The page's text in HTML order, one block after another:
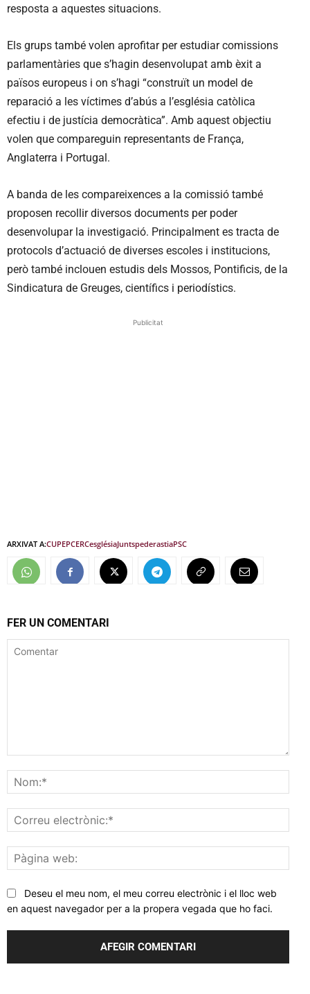
resposta a aquestes situacions.
Els grups també volen aprofitar per estudiar comissions
parlamentàries que s’hagin desenvolupat amb èxit a
països europeus i on s’hagi “construït un model de
reparació a les víctimes d’abús a l’església catòlica
efectiu i de justícia democràtica”. Amb aquest objectiu
volen que compareguin representants de França,
Anglaterra i Portugal.
A banda de les compareixences a la comissió també
proposen recollir diversos documents per poder
desenvolupar la investigació. Principalment es tracta de
protocols d’actuació de diverses escoles i institucions,
però també inclouen estudis dels Mossos, Pontificis, de la
Sindicatura de Greuges, científics i periodístics.
Publicitat
ARXIVAT A:CUPEPCERCesglésiaJuntspederastiaPSC
FER UN COMENTARI
web:
Deseu el meu nom, el meu correu electrònic i el lloc web
en aquest navegador per a la propera vegada que ho faci.